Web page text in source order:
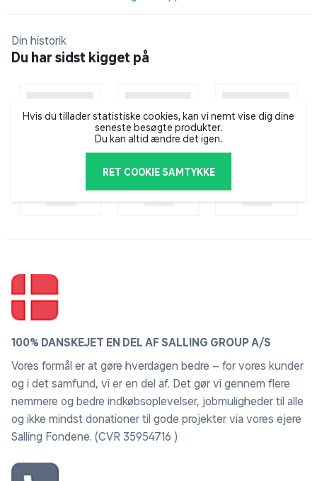
finder deres produkter i mere end 50 lande verden
over. Hos Schwarzkopf har de fokus på kvalitet,
Gliss og Brilliance, hvor du finder et stort udvalg af
professionelle produkter, når det gælder hårfarve,
shampoo, styling og hårpleje.
Din historik
Du har sidst kigget på
Hvis du tillader statistiske cookies, kan vi nemt vise dig dine
seneste besøgte produkter.
Du kan altid ændre det igen.
RET COOKIE SAMTYKKE
100% DANSKEJET EN DEL AF SALLING GROUP A/S
Vores formål er at gøre hverdagen bedre – for vores kunder
og i det samfund, vi er en del af. Det gør vi gennem flere
nemmere og bedre indkøbsoplevelser, jobmuligheder til alle
og ikke mindst donationer til gode projekter via vores ejere
Salling Fondene. (CVR 35954716 )